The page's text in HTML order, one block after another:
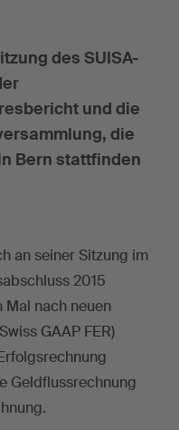
des SUISA-
und die
die
Bern stattfinden
an seiner Sitzung im
2015
nach neuen
GAAP FER)
Geldflussrechnung